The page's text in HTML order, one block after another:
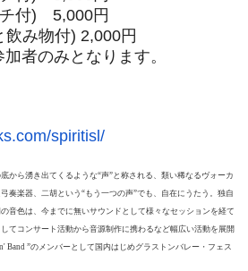
チ付) 5,000円
飲み物付) 2,000円
者のみとなります。
spiritisl/
から湧き出てくるような“声”と称される、類い稀なるヴォーカ
奏楽器、二胡という“もう一つの声”でも、自在にうたう。 独自
音色は、今までに無いサウンドとして様々なセッションを経て
てコンサート活動から音源制作に携わるなど幅広い活動を展開
Band ”のメンバーとして国内はじめグラストンバレー・フェス